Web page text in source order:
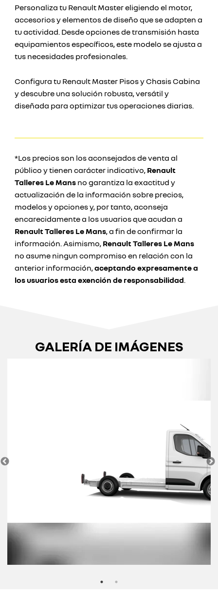
Personaliza tu Renault Master eligiendo el motor,
accesorios y elementos de diseño que se adapten a
tu actividad. Desde opciones de transmisión hasta
equipamientos específicos, este modelo se ajusta a
tus necesidades profesionales.
Configura tu Renault Master Pisos y Chasis Cabina
y descubre una solución robusta, versátil y
diseñada para optimizar tus operaciones diarias.
*Los precios son los aconsejados de venta al
público y tienen carácter indicativo, Renault
Talleres Le Mans no garantiza la exactitud y
actualización de la información sobre precios,
modelos y opciones y, por tanto, aconseja
encarecidamente a los usuarios que acudan a
Renault Talleres Le Mans, a fin de confirmar la
información. Asimismo, Renault Talleres Le Mans
no asume ningun compromiso en relación con la
anterior información,aceptando expresamente a
los usuarios esta exención de responsabilidad.
GALERÍA DE IMÁGENES